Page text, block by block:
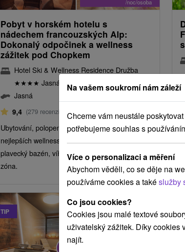
/noc/osoba
Pobyt v horském hotelu s
nádechem francouzských Alp:
Dokonalý odpočinek a wellness
zážitek pod Chopkem
Hotel Ski & Wellness Residence Družba
★★★★ Jasná
Jasná
9,4 (279 recenzí) Od 21 Nocí
Polopenze
Ubytování, polopenze a vstup do jednoho z
nejlepších wellness center na Slovensku –
plavecký bazén, vířivky, saunový svět i dětská
zóna.
TIP
Na vašem soukromí nám záleží
Chceme vám neustále
potřebujeme souhlas s
Více o personalizaci a měření
Abychom věděli, co se děje na
používáme cookies a takéslužby
Co jsou cookies?
Cookies jsou malé textové
uživatelský zážitek. Díky cookies
najít.